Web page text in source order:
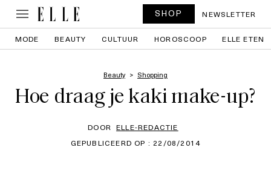
SHOP NEWSLETTER
MODE BEAUTY CULTUUR HOROSCOOP ELLE ETEN
Beauty Shopping
Hoe draag je kaki make-up?
DOOR ELLE-REDACTIE
GEPUBLICEERD OP : 22/08/2014